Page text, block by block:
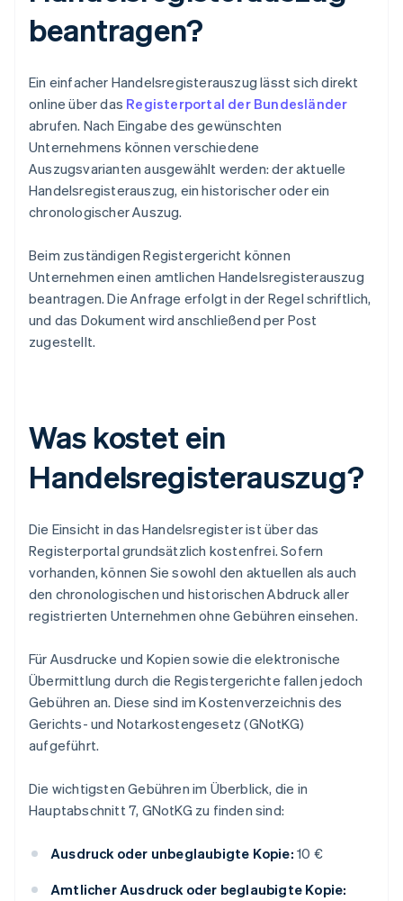
beantragen?
Ein einfacher Handelsregisterauszug lässt sich direkt
online über das Registerportal der Bundesländer
abrufen. Nach Eingabe des gewünschten
Unternehmens können verschiedene
Auszugsvarianten ausgewählt werden: der aktuelle
Handelsregisterauszug, ein historischer oder ein
chronologischer Auszug.
Beim zuständigen Registergericht können
Unternehmen einen amtlichen Handelsregisterauszug
beantragen. Die Anfrage erfolgt in der Regel schriftlich,
und das Dokument wird anschließend per Post
zugestellt.
Was kostet ein
Handelsregisterauszug?
Die Einsicht in das Handelsregister ist über das
Registerportal grundsätzlich kostenfrei. Sofern
vorhanden, können Sie sowohl den aktuellen als auch
den chronologischen und historischen Abdruck aller
registrierten Unternehmen ohne Gebühren einsehen.
Für Ausdrucke und Kopien sowie die elektronische
Übermittlung durch die Registergerichte fallen jedoch
Gebühren an. Diese sind im Kostenverzeichnis des
Gerichts- und Notarkostengesetz (GNotKG)
aufgeführt.
Die wichtigsten Gebühren im Überblick, die in
Hauptabschnitt 7, GNotKG zu finden sind:
Ausdruck oder unbeglaubigte Kopie: 10 €
Amtlicher Ausdruck oder beglaubigte Kopie: